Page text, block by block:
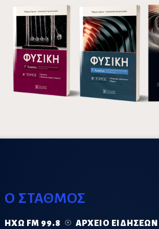
Ο ΣΤΑΘΜΟΣ
ΗΧΏ FM 99.8 ΑΡΧΕΊΟ ΕΙΔΉΣΕΩΝ